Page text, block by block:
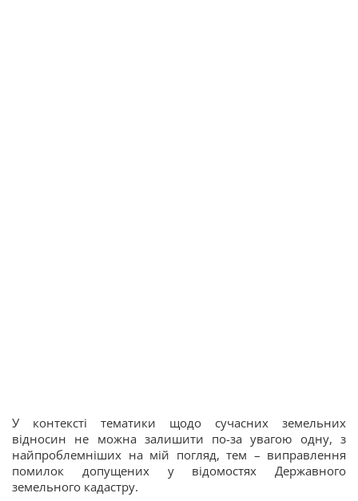
У контексті тематики щодо сучасних земельних
відносин не можна залишити по-за увагою одну, з
найпроблемніших на мій погляд, тем – виправлення
помилок допущених у відомостях Державного
земельного кадастру.